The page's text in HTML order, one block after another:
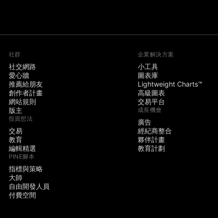
社群
社交網路
愛心牆
推薦給朋友
創作者計畫
網站規則
版主
投資想法
交易
教育
編輯精選
PINE腳本
指標與策略
大師
自由開發人員
付費空間
企業解決方案
小工具
圖表庫
Lightweight Charts™
高級圖表
交易平台
成長機會
廣告
經紀商整合
夥伴計畫
教育計劃